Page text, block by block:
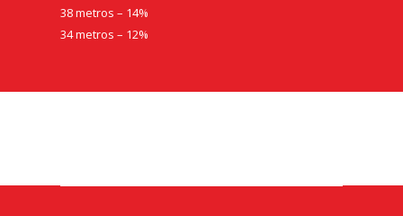
38 metros – 14%
34 metros – 12%